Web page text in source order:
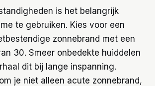
is het belangrijk
te gebruiken. Kies voor een
zonnebrand met een
30. Smeer onbedekte huiddelen
dit bij lange inspanning.
je niet alleen acute zonnebrand,